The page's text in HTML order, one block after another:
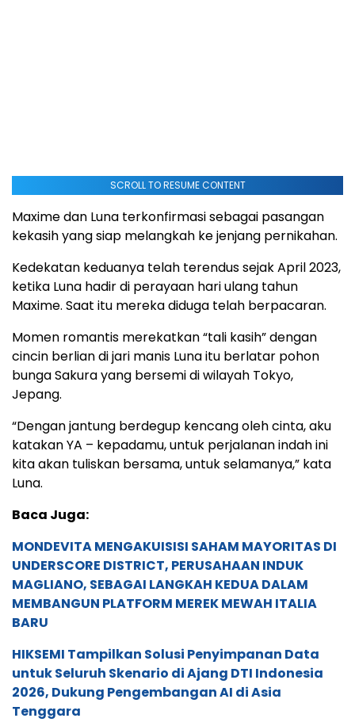
SCROLL TO RESUME CONTENT
Maxime dan Luna terkonfirmasi sebagai pasangan
kekasih yang siap melangkah ke jenjang pernikahan.
Kedekatan keduanya telah terendus sejak April 2023,
ketika Luna hadir di perayaan hari ulang tahun
Maxime. Saat itu mereka diduga telah berpacaran.
Momen romantis merekatkan “tali kasih” dengan
cincin berlian di jari manis Luna itu berlatar pohon
bunga Sakura yang bersemi di wilayah Tokyo,
Jepang.
“Dengan jantung berdegup kencang oleh cinta, aku
katakan YA – kepadamu, untuk perjalanan indah ini
kita akan tuliskan bersama, untuk selamanya,” kata
Luna.
Baca Juga:
MONDEVITA MENGAKUISISI SAHAM MAYORITAS DI
UNDERSCORE DISTRICT, PERUSAHAAN INDUK
MAGLIANO, SEBAGAI LANGKAH KEDUA DALAM
MEMBANGUN PLATFORM MEREK MEWAH ITALIA
BARU
HIKSEMI Tampilkan Solusi Penyimpanan Data
untuk Seluruh Skenario di Ajang DTI Indonesia
2026, Dukung Pengembangan AI di Asia
Tenggara